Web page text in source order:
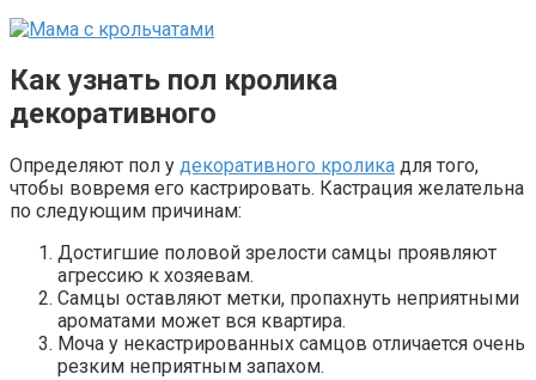
Как узнать пол кролика
декоративного
Определяют пол у декоративного кролика для того,
чтобы вовремя его кастрировать. Кастрация желательна
по следующим причинам:
Достигшие половой зрелости самцы проявляют
агрессию к хозяевам.
Самцы оставляют метки, пропахнуть неприятными
ароматами может вся квартира.
Моча у некастрированных самцов отличается очень
резким неприятным запахом.